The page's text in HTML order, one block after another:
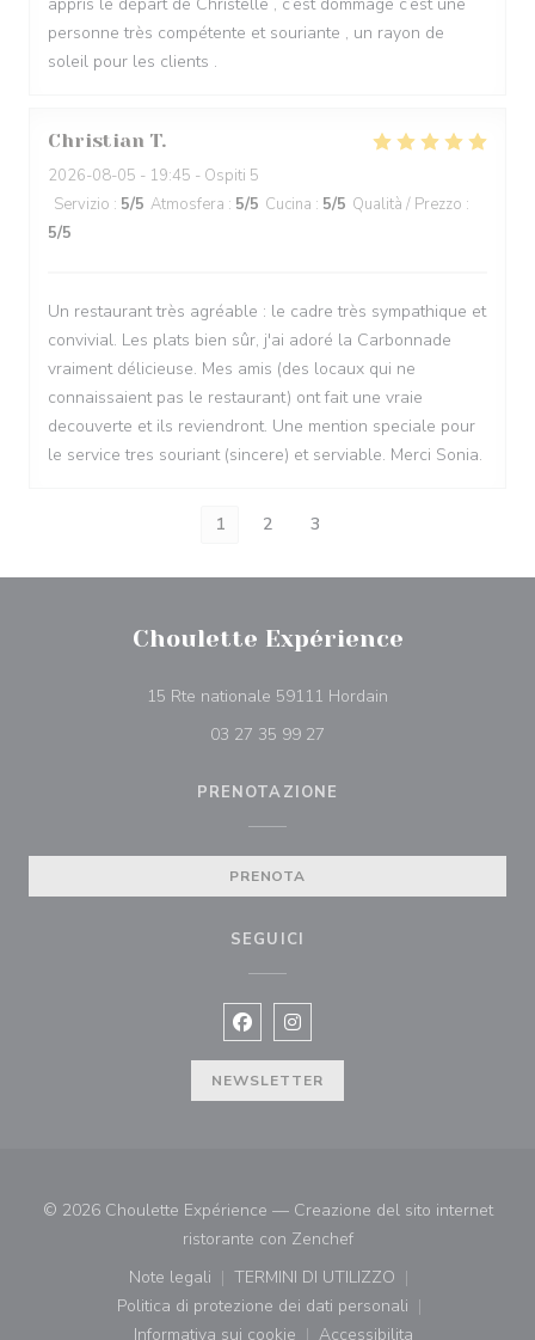
personne très compétente et souriante , un rayon de
soleil pour les clients .
Christian T
2026-08-05 - 19:45 - Ospiti 5
Servizio : 5/5 Atmosfera : 5/5 Cucina : 5/5 Qualità / Prezzo :
5/5
Un restaurant très agréable : le cadre très sympathique et
convivial. Les plats bien sûr, j'ai adoré la Carbonnade
vraiment délicieuse. Mes amis (des locaux qui ne
connaissaient pas le restaurant) ont fait une vraie
decouverte et ils reviendront. Une mention speciale pour
le service tres souriant (sincere) et serviable. Merci Sonia.
1 2 3
Choulette Expérience
15 Rte nationale 59111 Hordain
03 27 35 99 27
PRENOTAZIONE
PRENOTA
SEGUICI
Facebook ((apre una nuova
Instagram ((apre una nuova
NEWSLETTER
© 2026 Choulette Expérience — Creazione del sito internet
ristorante con Zenchef((apre una nuova
Note legali
((apre una nuova finestra))
TERMINI DI UTILIZZO
((apre una nuova finestra))
Politica di protezione dei dati personali
((apre una nuova finestra))
Informativa sui cookie Accessibilita